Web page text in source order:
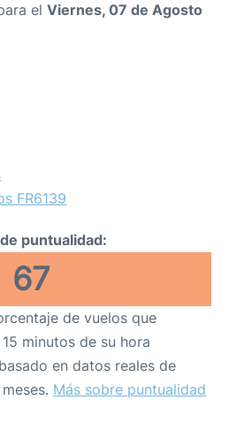
el Viernes, 07 de Agosto
FR6139
puntualidad:
67
de vuelos que
minutos de su hora
en datos reales de
Más sobre puntualidad